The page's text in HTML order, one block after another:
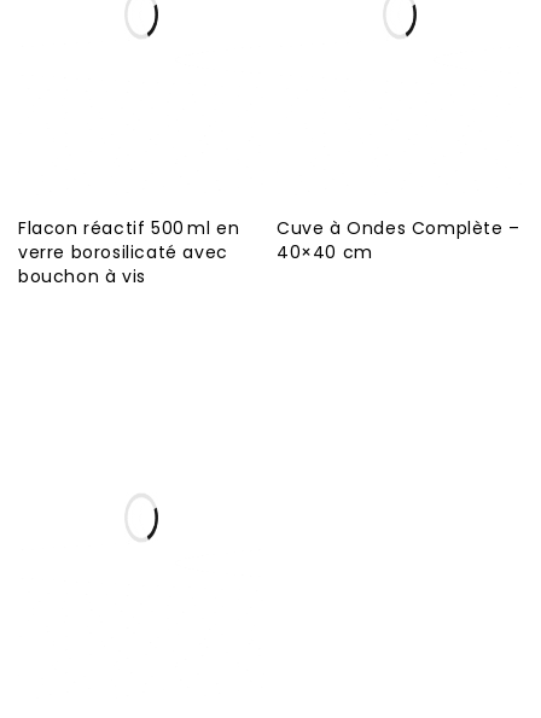
Flacon réactif 500 ml en
verre borosilicaté avec
bouchon à vis
Cuve à Ondes Complète –
40×40 cm